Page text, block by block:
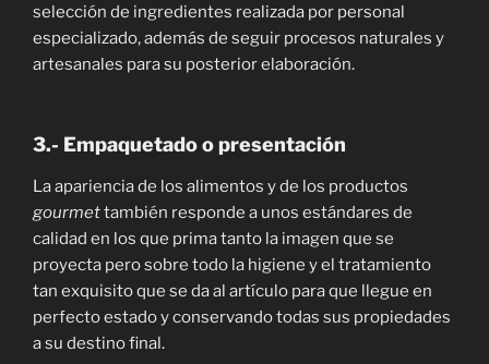
selección de ingredientes realizada por personal
especializado, además de seguir procesos naturales y
artesanales para su posterior elaboración.
3.- Empaquetado o presentación
La apariencia de los alimentos y de los productos
gourmettambién responde a unos estándares de
calidad en los que prima tanto la imagen que se
proyecta pero sobre todo la higiene y el tratamiento
tan exquisito que se da al artículo para que llegue en
perfecto estado y conservando todas sus propiedades
a su destino final.